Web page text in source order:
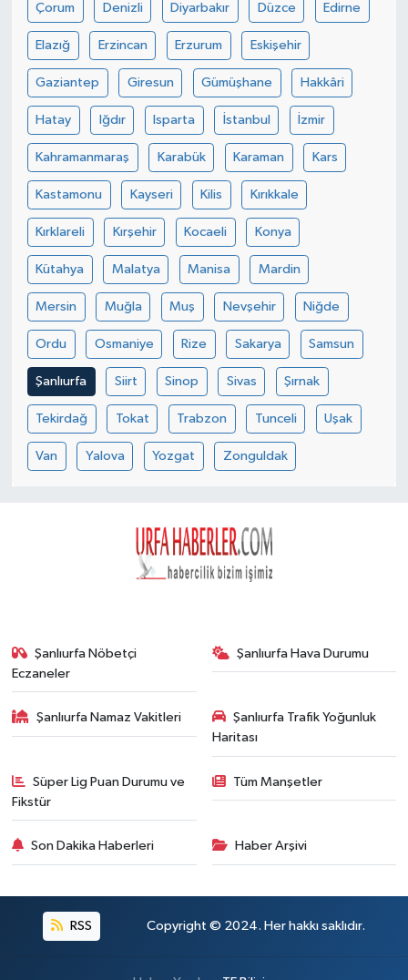
Çorum Denizli Diyarbakır Düzce Edirne
Elazığ Erzincan Erzurum Eskişehir
Gaziantep Giresun Gümüşhane Hakkâri
Hatay Iğdır Isparta İstanbul İzmir
Kahramanmaraş Karabük Karaman Kars
Kastamonu Kayseri Kilis Kırıkkale
Kırklareli Kırşehir Kocaeli Konya
Kütahya Malatya Manisa Mardin
Mersin Muğla Muş Nevşehir Niğde
Ordu Osmaniye Rize Sakarya Samsun
Şanlıurfa Siirt Sinop Sivas Şırnak
Tekirdağ Tokat Trabzon Tunceli Uşak
Van Yalova Yozgat Zonguldak
Şanlıurfa Nöbetçi
Eczaneler
Şanlıurfa Hava Durumu
Şanlıurfa Namaz Vakitleri
Şanlıurfa Trafik Yoğunluk
Haritası
Süper Lig Puan Durumu ve
Fikstür
Tüm Manşetler
Son Dakika Haberleri Haber Arşivi
RSS Copyright © 2024. Her hakkı saklıdır.